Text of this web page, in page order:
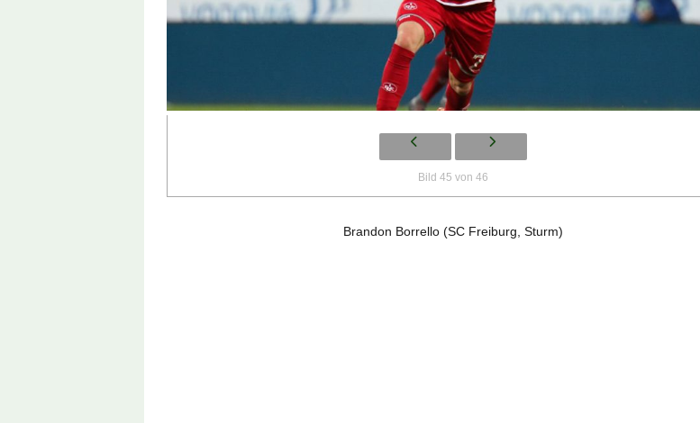
Bild 45 von 46
Brandon Borrello (SC Freiburg, Sturm)